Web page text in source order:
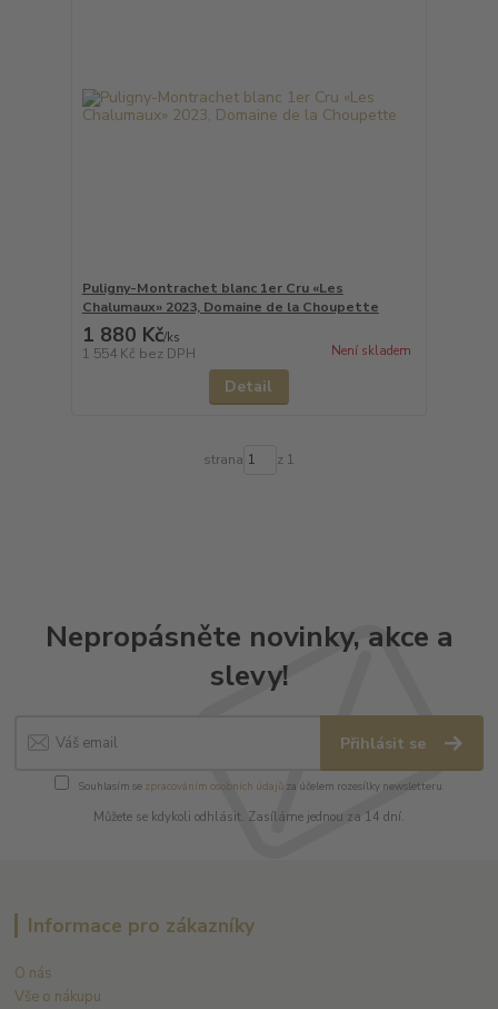
Puligny-Montrachet blanc 1er Cru «Les
Chalumaux» 2023, Domaine de la Choupette
1 880 Kč/ks
1 554 Kč bez DPH Není skladem
Detail
strana z 1
Nepropásněte novinky, akce a
slevy!
Přihlásit se
Souhlasím se zpracováním osobních údajůza účelem rozesílky newsletteru.
Můžete se kdykoli odhlásit. Zasíláme jednou za 14 dní.
Informace pro zákazníky
O nás
Vše o nákupu